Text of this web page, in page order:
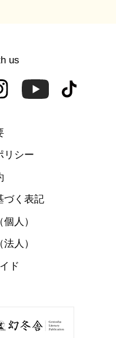
us
リシー
づく表記
人）
人）
ド